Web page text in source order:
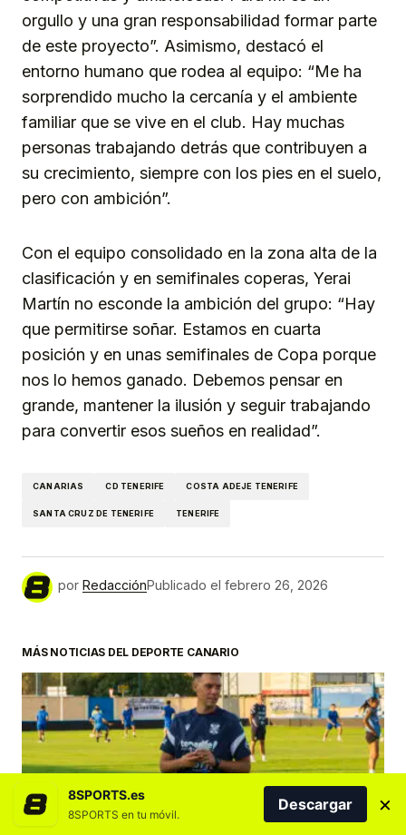
orgullo y una gran responsabilidad formar parte
de este proyecto”. Asimismo, destacó el
entorno humano que rodea al equipo: “Me ha
sorprendido mucho la cercanía y el ambiente
familiar que se vive en el club. Hay muchas
personas trabajando detrás que contribuyen a
su crecimiento, siempre con los pies en el suelo,
pero con ambición”.
Con el equipo consolidado en la zona alta de la
clasificación y en semifinales coperas, Yerai
Martín no esconde la ambición del grupo: “Hay
que permitirse soñar. Estamos en cuarta
posición y en unas semifinales de Copa porque
nos lo hemos ganado. Debemos pensar en
grande, mantener la ilusión y seguir trabajando
para convertir esos sueños en realidad”.
CANARIAS CD TENERIFE COSTA ADEJE TENERIFE
SANTA CRUZ DE TENERIFE TENERIFE
por RedacciónPublicado el febrero 26, 2026
MÁS NOTICIAS DEL DEPORTE CANARIO
8SPORTS.es
8SPORTS en tu móvil.
Descargar ×